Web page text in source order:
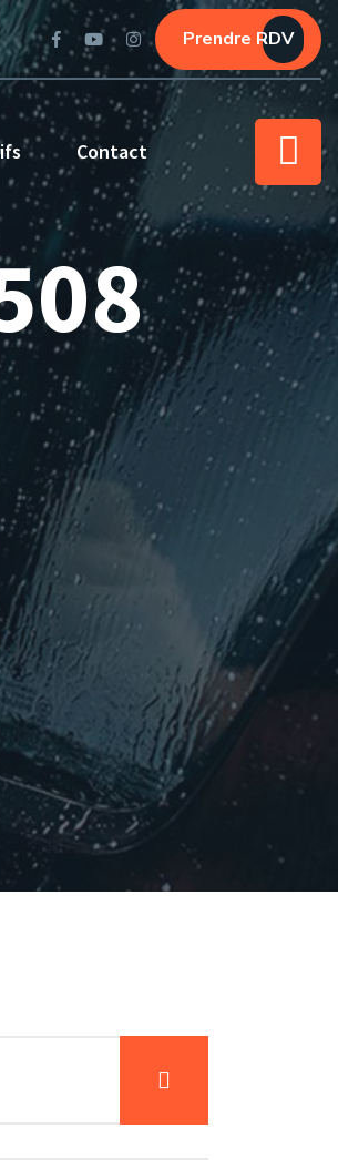
Prendre RDV
Contact